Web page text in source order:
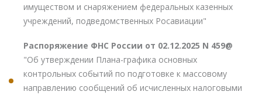
имуществом и снаряжением федеральных казенных
учреждений, подведомственных Росавиации"
Распоряжение ФНС России от 02.12.2025 N 459@
"Об утверждении Плана-графика основных
контрольных событий по подготовке к массовому
направлению сообщений об исчисленных налоговыми